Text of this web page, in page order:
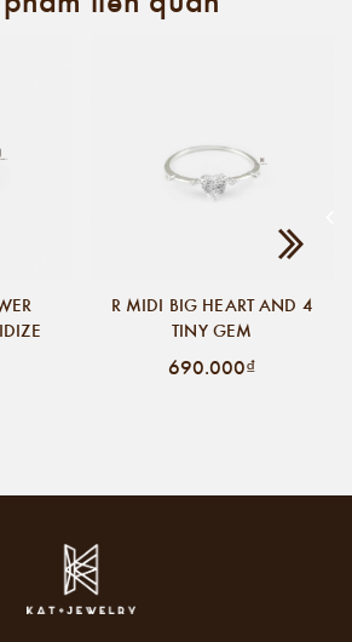
R MIDI BIG HEART AND 4
TINY GEM
690.000₫